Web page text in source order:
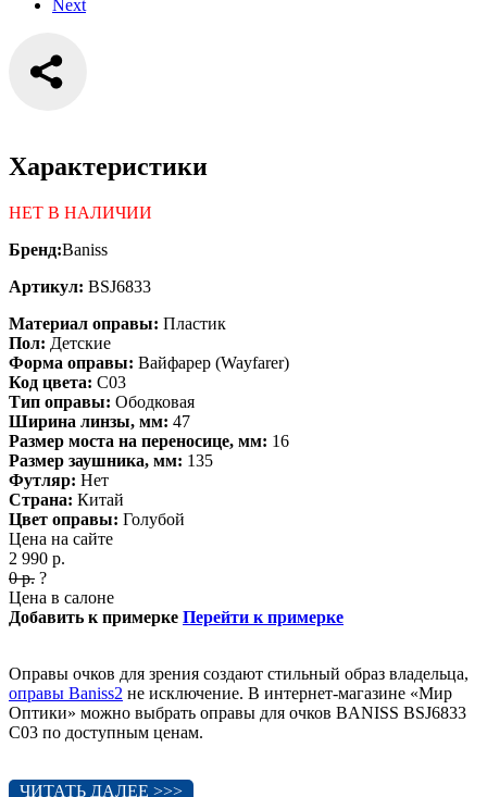
Next
Характеристики
НЕТ В НАЛИЧИИ
Бренд:Baniss
Артикул: BSJ6833
Материал оправы: Пластик
Пол: Детские
Форма оправы: Вайфарер (Wayfarer)
Код цвета: C03
Тип оправы: Ободковая
Ширина линзы, мм: 47
Размер моста на переносице, мм: 16
Размер заушника, мм: 135
Футляр: Нет
Страна: Китай
Цвет оправы: Голубой
Цена на сайте
2 990 р.
0р. ?
Цена в салоне
Добавить к примерке Перейти к примерке
Оправы очков для зрения создают стильный образ владельца,
оправы Baniss2 не исключение. В интернет-магазине «Мир
Оптики» можно выбрать оправы для очков BANISS BSJ6833
C03 по доступным ценам.
ЧИТАТЬ ДАЛЕЕ >>>